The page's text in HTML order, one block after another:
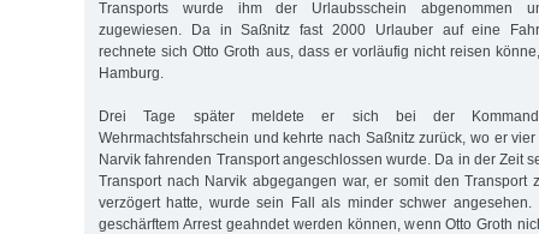
Transports wurde ihm der Urlaubsschein abgenommen
zugewiesen. Da in Saßnitz fast 2000 Urlauber auf eine
rechnete sich Otto Groth aus, dass er vorläufig nicht reisen
Hamburg.
Drei Tage später meldete er sich bei der
Wehrmachtsfahrschein und kehrte nach Saßnitz zurück, wo er
Narvik fahrenden Transport angeschlossen wurde. Da in der Zeit
Transport nach Narvik abgegangen war, er somit den Transport
verzögert hatte, wurde sein Fall als minder schwer
geschärftem Arrest geahndet werden können, wenn Otto Groth